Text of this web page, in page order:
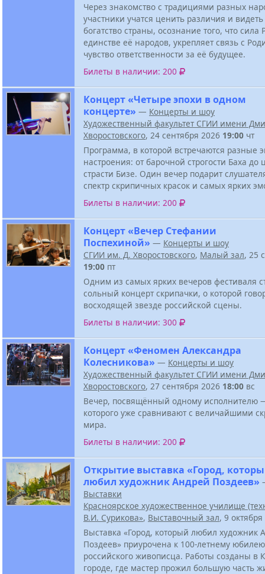
Через знакомство с традициями разных
участники учатся ценить различия и
богатство страны, осознание того, что сила
единстве её народов, укрепляет связь с
чувство ответственности за её будущее.
Билеты в наличии: 200
Концерт «Четыре эпохи в одном
концерте» — Концерты и шоу
Художественный факультет СГИИ имени
Хворостовского, 24 сентября 2026 19:00 чт
Программа, в которой встречаются разные
настроения: от барочной строгости Баха до
страсти Бизе. Один вечер подарит
спектр скрипичных красок и самых ярких
Билеты в наличии: 200
Концерт «Вечер Стефании
Поспехиной» — Концерты и шоу
СГИИ им. Д. Хворостовского, Малый зал, 25
19:00 пт
Одним из самых ярких вечеров фестиваля
сольный концерт скрипачки, о которой
восходящей звезде российской сцены.
Билеты в наличии: 300
Концерт «Феномен Александра
Колесникова» — Концерты и шоу
Художественный факультет СГИИ имени
Хворостовского, 27 сентября 2026 18:00 вс
Вечер, посвящённый одному исполнителю
которого уже сравнивают с величайшими
мира.
Билеты в наличии: 200
Открытие выставка «Город,
любил художник Андрей Поздеев»
Выставки
Красноярское художественное училище
В.И. Сурикова», Выставочный зал, 9
Выставка «Город, который любил художник
Поздеев» приурочена к 100-летнему
российского живописца. Работы созданы в
городе, где мастер прожил большую часть